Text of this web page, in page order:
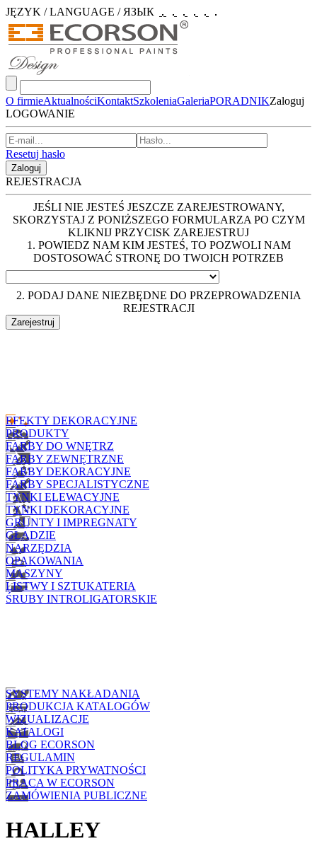
JĘZYK / LANGUAGE / ЯЗЫК
O firmieAktualnościKontaktSzkoleniaGaleriaPORADNIKZaloguj
LOGOWANIE
Resetuj hasło
Zaloguj
REJESTRACJA
JEŚLI NIE JESTEŚ JESZCZE ZAREJESTROWANY,
SKORZYSTAJ Z PONIŻSZEGO FORMULARZA PO CZYM
KLIKNIJ PRZYCISK ZAREJESTRUJ
1. POWIEDZ NAM KIM JESTEŚ, TO POZWOLI NAM
DOSTOSOWAĆ STRONĘ DO TWOICH POTRZEB
2. PODAJ DANE NIEZBĘDNE DO PRZEPROWADZENIA
REJESTRACJI
Zarejestruj
EFEKTY DEKORACYJNE
PRODUKTY
FARBY DO WNĘTRZ
FARBY ZEWNĘTRZNE
FARBY DEKORACYJNE
FARBY SPECJALISTYCZNE
TYNKI ELEWACYJNE
TYNKI DEKORACYJNE
GRUNTY I IMPREGNATY
GŁADZIE
NARZĘDZIA
OPAKOWANIA
MASZYNY
LISTWY I SZTUKATERIA
ŚRUBY INTROLIGATORSKIE
SYSTEMY NAKŁADANIA
PRODUKCJA KATALOGÓW
WIZUALIZACJE
KATALOGI
BLOG ECORSON
REGULAMIN
POLITYKA PRYWATNOŚCI
PRACA W ECORSON
ZAMÓWIENIA PUBLICZNE
HALLEY